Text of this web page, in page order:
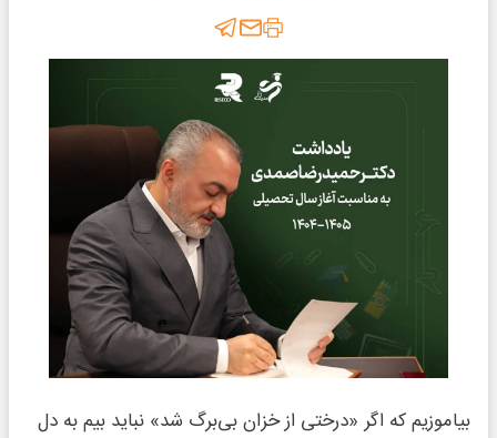
بیاموزیم که اگر «درختی از خزان بی‌برگ شد» نباید بیم به دل